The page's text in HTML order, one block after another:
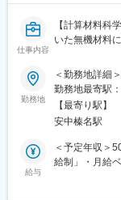
仕事内容
【計算材料科
いた無機材料
■業務内容：
計算科学手法
設計をお任せ
■具体的には：
第一原理計算
勤務地
＜勤務地詳細
勤務地最寄駅
面禁煙変更の
【最寄り駅】
安中榛名駅
給与
＜予定年収＞
給制」・月給